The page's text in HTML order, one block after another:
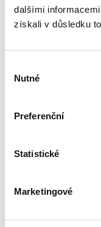
dalšími
získali v důsledku
souhlasu
Nutné
Preferenční
Statistické
Marketingové
Pomněnka
Linda Kallistová